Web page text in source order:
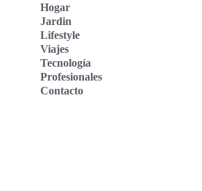
Hogar
Jardin
Lifestyle
Viajes
Tecnología
Profesionales
Contacto